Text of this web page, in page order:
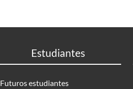
Estudiantes
Futuros estudiantes